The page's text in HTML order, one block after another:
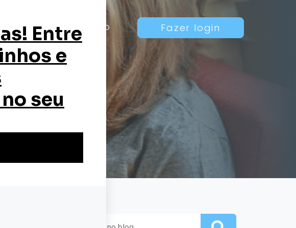
Blog Contato Fazer login